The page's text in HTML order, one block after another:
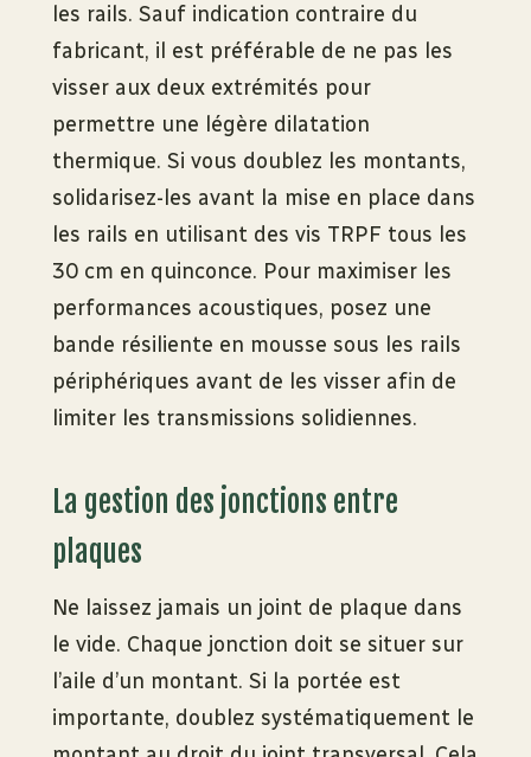
les rails. Sauf indication contraire du
fabricant, il est préférable de ne pas les
visser aux deux extrémités pour
permettre une légère dilatation
thermique. Si vous doublez les montants,
solidarisez-les avant la mise en place dans
les rails en utilisant des vis TRPF tous les
30 cm en quinconce. Pour maximiser les
performances acoustiques, posez une
bande résiliente en mousse sous les rails
périphériques avant de les visser afin de
limiter les transmissions solidiennes.
La gestion des jonctions entre
plaques
Ne laissez jamais un joint de plaque dans
le vide. Chaque jonction doit se situer sur
l’aile d’un montant. Si la portée est
importante, doublez systématiquement le